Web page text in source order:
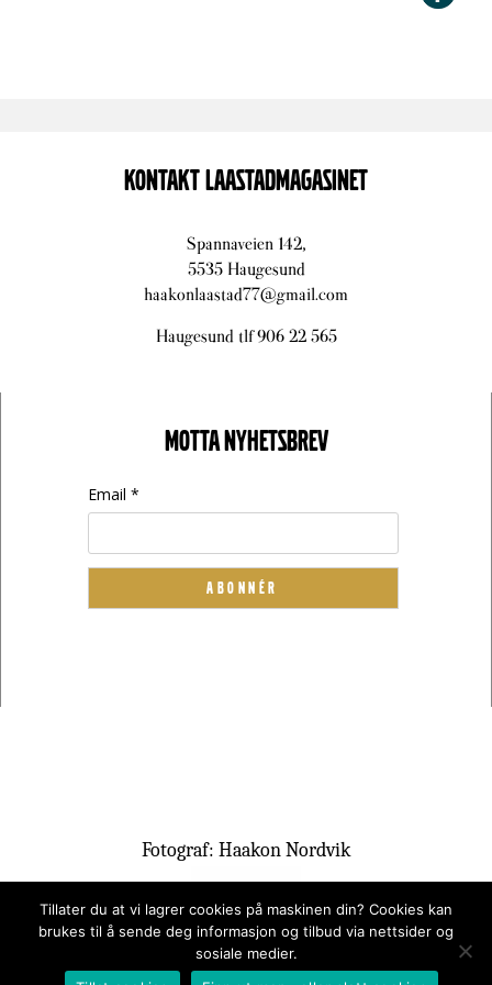
KONTAKT LAASTADMAGASINET
Spannaveien 142,
5535 Haugesund
haakonlaastad77@gmail.com
Haugesund tlf 906 22 565
MOTTA NYHETSBREV
Email *
Fotograf: Haakon Nordvik
Tillater du at vi lagrer cookies på maskinen din? Cookies kan
brukes til å sende deg informasjon og tilbud via nettsider og
sosiale medier.